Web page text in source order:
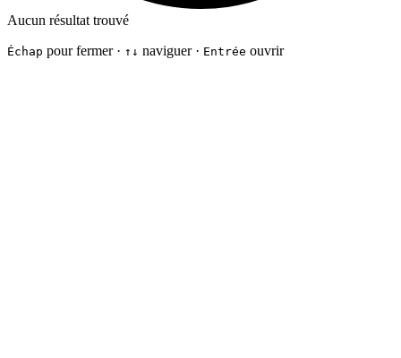
Aucun résultat trouvé
Échap pour fermer · ↑↓ naviguer · Entrée ouvrir